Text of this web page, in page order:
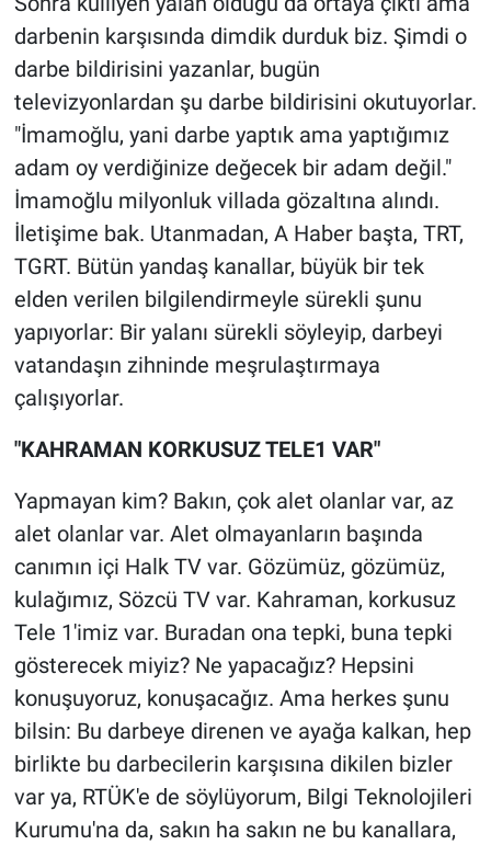
darbenin karşısında dimdik durduk biz. Şimdi o
darbe bildirisini yazanlar, bugün
televizyonlardan şu darbe bildirisini okutuyorlar.
"İmamoğlu, yani darbe yaptık ama yaptığımız
adam oy verdiğinize değecek bir adam değil."
İmamoğlu milyonluk villada gözaltına alındı.
İletişime bak. Utanmadan, A Haber başta, TRT,
TGRT. Bütün yandaş kanallar, büyük bir tek
elden verilen bilgilendirmeyle sürekli şunu
yapıyorlar: Bir yalanı sürekli söyleyip, darbeyi
vatandaşın zihninde meşrulaştırmaya
çalışıyorlar.
"KAHRAMAN KORKUSUZ TELE1 VAR"
Yapmayan kim? Bakın, çok alet olanlar var, az
alet olanlar var. Alet olmayanların başında
canımın içi Halk TV var. Gözümüz, gözümüz,
kulağımız, Sözcü TV var. Kahraman, korkusuz
Tele 1'imiz var. Buradan ona tepki, buna tepki
gösterecek miyiz? Ne yapacağız? Hepsini
konuşuyoruz, konuşacağız. Ama herkes şunu
bilsin: Bu darbeye direnen ve ayağa kalkan, hep
birlikte bu darbecilerin karşısına dikilen bizler
var ya, RTÜK'e de söylüyorum, Bilgi Teknolojileri
Kurumu'na da, sakın ha sakın ne bu kanallara,